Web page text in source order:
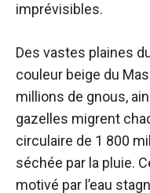
imprévisibles.
Des vastes plaines
couleur beige du
millions de gnous,
gazelles migrent
circulaire de 1 800
séchée par la pluie.
motivé par l’eau